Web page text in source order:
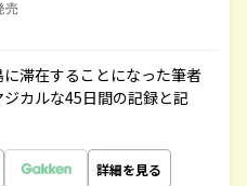
売
滞在することになった筆者
カルな45日間の記録と記
詳細を見る